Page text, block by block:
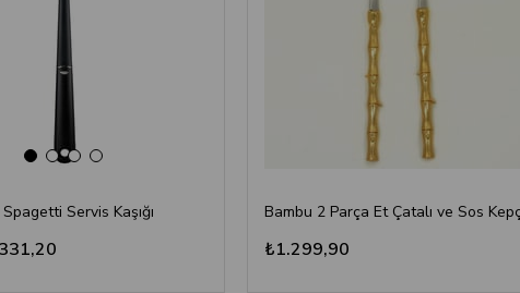
Servis Kaşığı
₺1.299,90